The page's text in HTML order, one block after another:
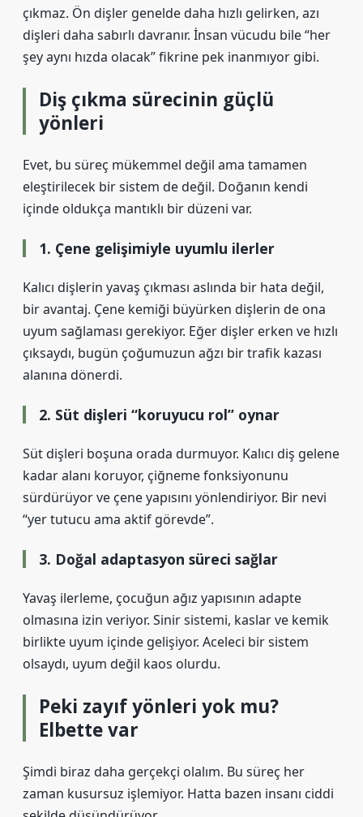
çıkmaz. Ön dişler genelde daha hızlı gelirken, azı
dişleri daha sabırlı davranır. İnsan vücudu bile “her
şey aynı hızda olacak” fikrine pek inanmıyor gibi.
Diş çıkma sürecinin güçlü
yönleri
Evet, bu süreç mükemmel değil ama tamamen
eleştirilecek bir sistem de değil. Doğanın kendi
içinde oldukça mantıklı bir düzeni var.
1. Çene gelişimiyle uyumlu ilerler
Kalıcı dişlerin yavaş çıkması aslında bir hata değil,
bir avantaj. Çene kemiği büyürken dişlerin de ona
uyum sağlaması gerekiyor. Eğer dişler erken ve hızlı
çıksaydı, bugün çoğumuzun ağzı bir trafik kazası
alanına dönerdi.
2. Süt dişleri “koruyucu rol” oynar
Süt dişleri boşuna orada durmuyor. Kalıcı diş gelene
kadar alanı koruyor, çiğneme fonksiyonunu
sürdürüyor ve çene yapısını yönlendiriyor. Bir nevi
“yer tutucu ama aktif görevde”.
3. Doğal adaptasyon süreci sağlar
Yavaş ilerleme, çocuğun ağız yapısının adapte
olmasına izin veriyor. Sinir sistemi, kaslar ve kemik
birlikte uyum içinde gelişiyor. Aceleci bir sistem
olsaydı, uyum değil kaos olurdu.
Peki zayıf yönleri yok mu?
Elbette var
Şimdi biraz daha gerçekçi olalım. Bu süreç her
zaman kusursuz işlemiyor. Hatta bazen insanı ciddi